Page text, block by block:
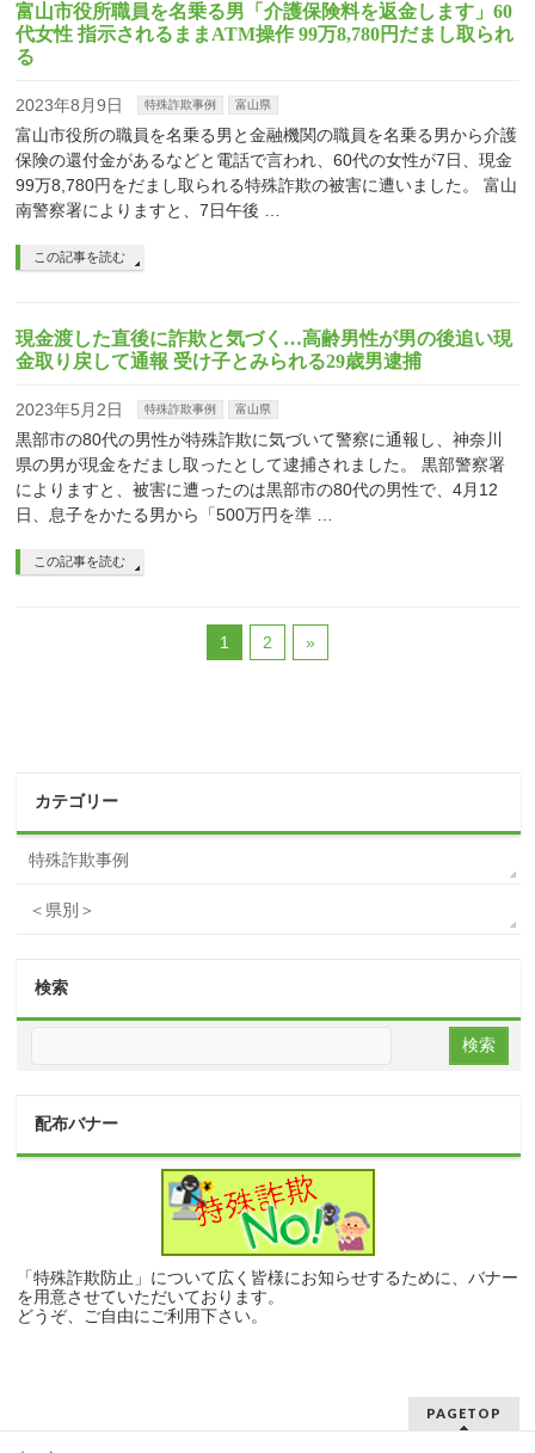
富山市役所職員を名乗る男「介護保険料を返金します」60
代女性 指示されるままATM操作 99万8,780円だまし取られ
る
2023年8月9日 特殊詐欺事例 富山県
富山市役所の職員を名乗る男と金融機関の職員を名乗る男から介護
保険の還付金があるなどと電話で言われ、60代の女性が7日、現金
99万8,780円をだまし取られる特殊詐欺の被害に遭いました。 富山
南警察署によりますと、7日午後 …
この記事を読む
現金渡した直後に詐欺と気づく…高齢男性が男の後追い現
金取り戻して通報 受け子とみられる29歳男逮捕
2023年5月2日 特殊詐欺事例 富山県
黒部市の80代の男性が特殊詐欺に気づいて警察に通報し、神奈川
県の男が現金をだまし取ったとして逮捕されました。 黒部警察署
によりますと、被害に遭ったのは黒部市の80代の男性で、4月12
日、息子をかたる男から「500万円を準 …
この記事を読む
1 2 »
カテゴリー
特殊詐欺事例
＜県別＞
検索
配布バナー
「特殊詐欺防止」について広く皆様にお知らせするために、バナー
を用意させていただいております。
どうぞ、ご自由にご利用下さい。
PAGETOP